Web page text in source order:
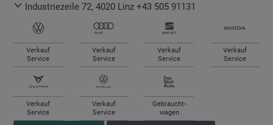
Industriezeile 72,4020 Linz +43 505 91131
Verkauf
Service
Verkauf
Service
Verkauf
Service
Verkauf
Service
Verkauf
Service
Verkauf
Service
Gebraucht-
wagen